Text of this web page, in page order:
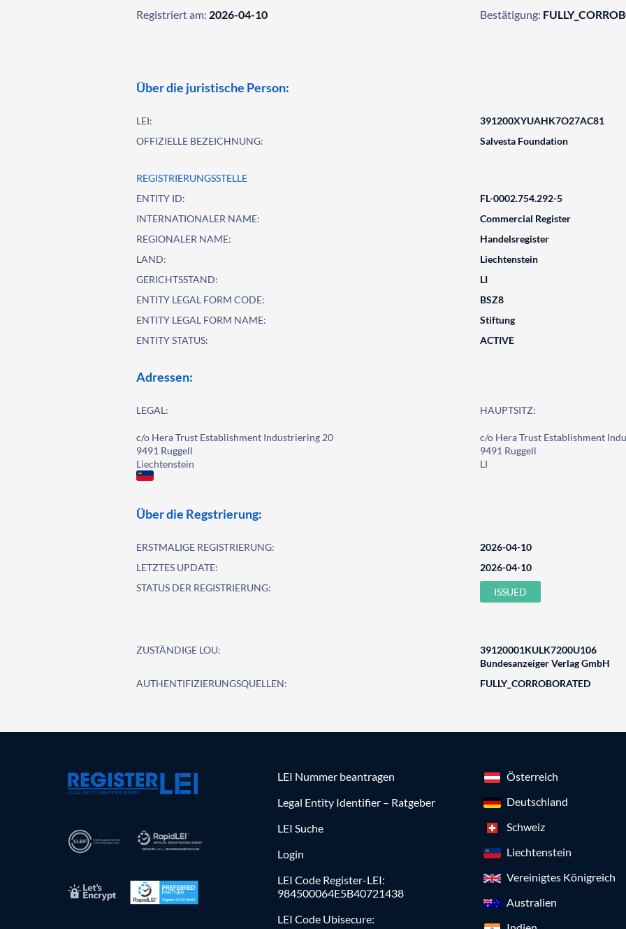
Registriert am: 2026-04-10
Bestätigung:
Über die juristische Person:
LEI:
391200XYUAHK7O27AC81
OFFIZIELLE BEZEICHNUNG:
Salvesta Foundation
REGISTRIERUNGSSTELLE
ENTITY ID:
FL-0002.754.292-5
INTERNATIONALER NAME:
Commercial Register
REGIONALER NAME:
Handelsregister
LAND:
Liechtenstein
GERICHTSSTAND:
LI
ENTITY LEGAL FORM CODE:
BSZ8
ENTITY LEGAL FORM NAME:
Stiftung
ENTITY STATUS:
ACTIVE
Adressen:
LEGAL:
c/o Hera Trust Establishment Industriering 20
9491 Ruggell
Liechtenstein
HAUPTSITZ:
c/o Hera Trust Establishment
9491 Ruggell
LI
Über die Regstrierung:
ERSTMALIGE REGISTRIERUNG:
2026-04-10
LETZTES UPDATE:
2026-04-10
STATUS DER REGISTRIERUNG:
ISSUED
ZUSTÄNDIGE LOU:
39120001KULK7200U106
Bundesanzeiger Verlag GmbH
AUTHENTIFIZIERUNGSQUELLEN:
FULLY_CORROBORATED
LEI Nummer beantragen
Legal Entity Identifier – Ratgeber
LEI Suche
Login
LEI Code Register-LEI:
984500064E5B40721438
LEI Code Ubisecure:
Österreich
Deutschland
Schweiz
Liechtenstein
Vereinigtes Königreich
Australien